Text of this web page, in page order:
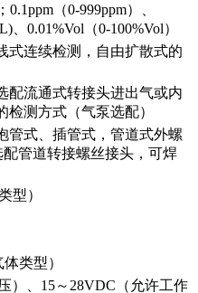
0.1ppm（0-999ppm）、
、0.01%Vol（0-100%Vol）
连续检测，自由扩散式的
流通式转接头进出气或内
测方式（气泵选配）
管式、插管式，管道式外螺
配管道转接螺丝接头，可焊
型）
类型）
）、15～28VDC（允许工作